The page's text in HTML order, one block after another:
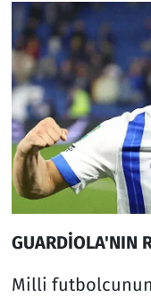
GUARDİOLA'NIN
Milli